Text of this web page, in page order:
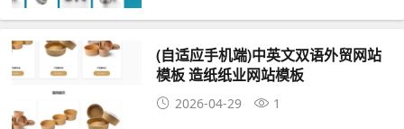
(自适应手机端)中英文双语外贸网站
模板 造纸纸业网站模板
2026-04-29 1